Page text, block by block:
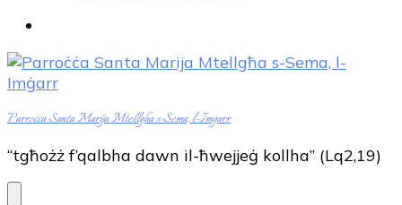
Parroċċa Santa Marija Mtellgħa s-Sema, l-Imġarr
“tgħożż f’qalbha dawn il-ħwejjeġ kollha” (Lq2,19)